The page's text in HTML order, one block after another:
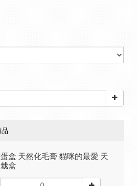
品
蛋盒 天然化毛膏 貓咪的最愛 天
盒